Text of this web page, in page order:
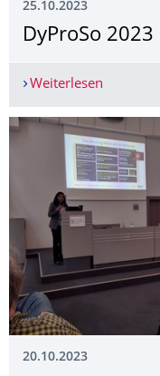
25.10.2023
DyProSo 2023
Weiterlesen
20.10.2023